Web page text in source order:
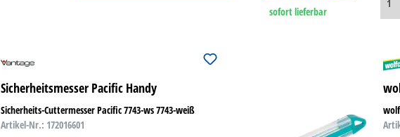
sofort lieferbar
Sicherheitsmesser Pacific Handy
Sicherheits-Cuttermesser Pacific 7743-ws 7743-weiß
Artikel-Nr.: 172016601